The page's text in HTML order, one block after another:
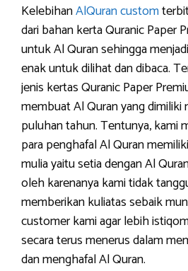
KelebihanAlQuran custom
dari bahan kerta Quranic Paper
untuk Al Quran sehingga
enak untuk dilihat dan dibaca.
jenis kertas Quranic Paper
membuat Al Quran yang dimiliki
puluhan tahun. Tentunya, kami
para penghafal Al Quran
mulia yaitu setia dengan Al
oleh karenanya kami tidak
memberikan kuliatas sebaik
customer kami agar lebih
secara terus menerus dalam
dan menghafal Al Quran.